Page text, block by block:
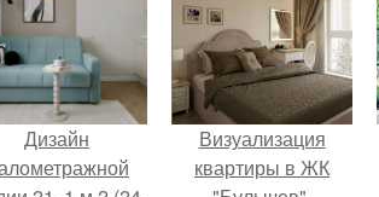
Дизайн
Визуализация
квартиры в ЖК